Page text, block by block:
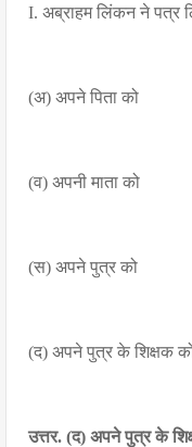
I. अब्राहम लिंकन ने पत्र
(अ) अपने पिता को
(व) अपनी माता को
(स) अपने पुत्र को
(द) अपने पुत्र के शिक्षक
उत्तर. (द) अपने पुत्र के